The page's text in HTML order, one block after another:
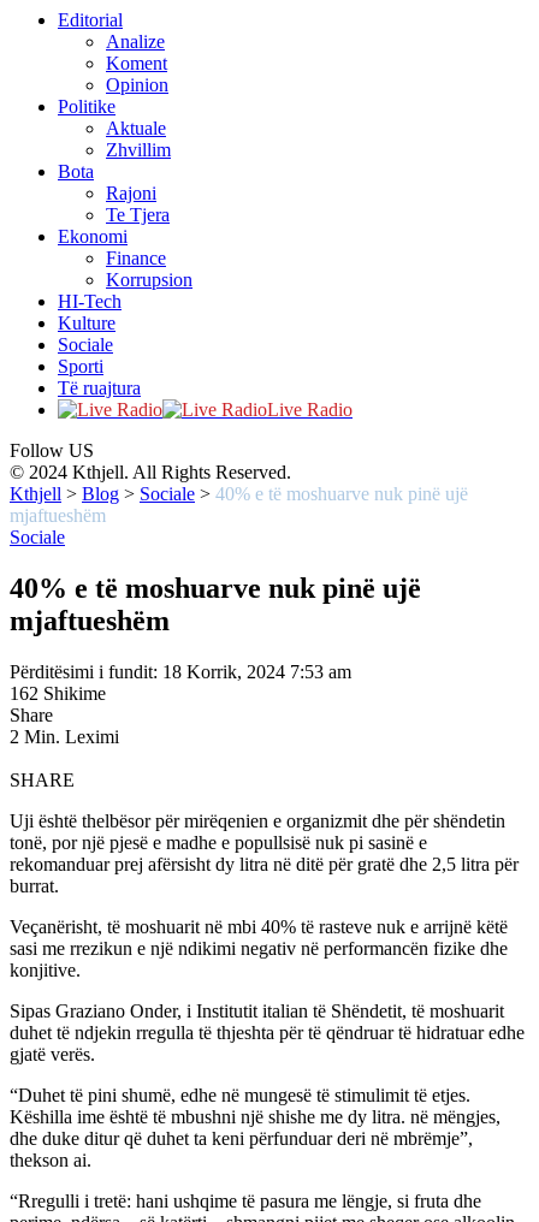
Editorial
Analize
Koment
Opinion
Politike
Aktuale
Zhvillim
Bota
Rajoni
Te Tjera
Ekonomi
Finance
Korrupsion
HI-Tech
Kulture
Sociale
Sporti
Të ruajtura
Live Radio
Follow US
© 2024 Kthjell. All Rights Reserved.
Kthjell > Blog > Sociale > 40% e të moshuarve nuk pinë ujë
mjaftueshëm
Sociale
40% e të moshuarve nuk pinë ujë
mjaftueshëm
Përditësimi i fundit: 18 Korrik, 2024 7:53 am
162 Shikime
Share
2 Min. Leximi
SHARE
Uji është thelbësor për mirëqenien e organizmit dhe për shëndetin
tonë, por një pjesë e madhe e popullsisë nuk pi sasinë e
rekomanduar prej afërsisht dy litra në ditë për gratë dhe 2,5 litra për
burrat.
Veçanërisht, të moshuarit në mbi 40% të rasteve nuk e arrijnë këtë
sasi me rrezikun e një ndikimi negativ në performancën fizike dhe
konjitive.
Sipas Graziano Onder, i Institutit italian të Shëndetit, të moshuarit
duhet të ndjekin rregulla të thjeshta për të qëndruar të hidratuar edhe
gjatë verës.
“Duhet të pini shumë, edhe në mungesë të stimulimit të etjes.
Këshilla ime është të mbushni një shishe me dy litra. në mëngjes,
dhe duke ditur që duhet ta keni përfunduar deri në mbrëmje”,
thekson ai.
“Rregulli i tretë: hani ushqime të pasura me lëngje, si fruta dhe